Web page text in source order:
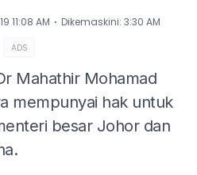
11:08 AM ⋅ Dikemaskini: 3:30 AM
ADS
Mahathir Mohamad
mempunyai hak untuk
besar Johor dan